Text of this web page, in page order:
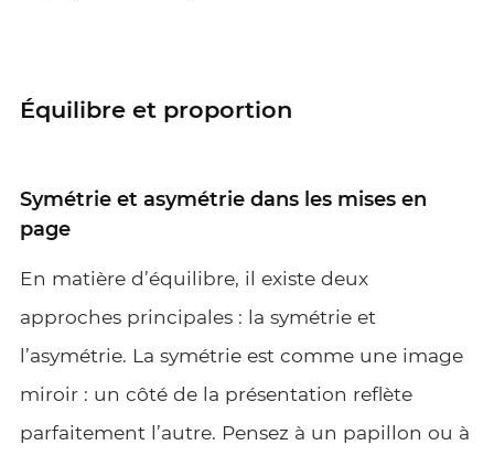
Équilibre et proportion
Symétrie et asymétrie dans les mises en
page
En matière d’équilibre, il existe deux
approches principales : la symétrie et
l’asymétrie. La symétrie est comme une image
miroir : un côté de la présentation reflète
parfaitement l’autre. Pensez à un papillon ou à